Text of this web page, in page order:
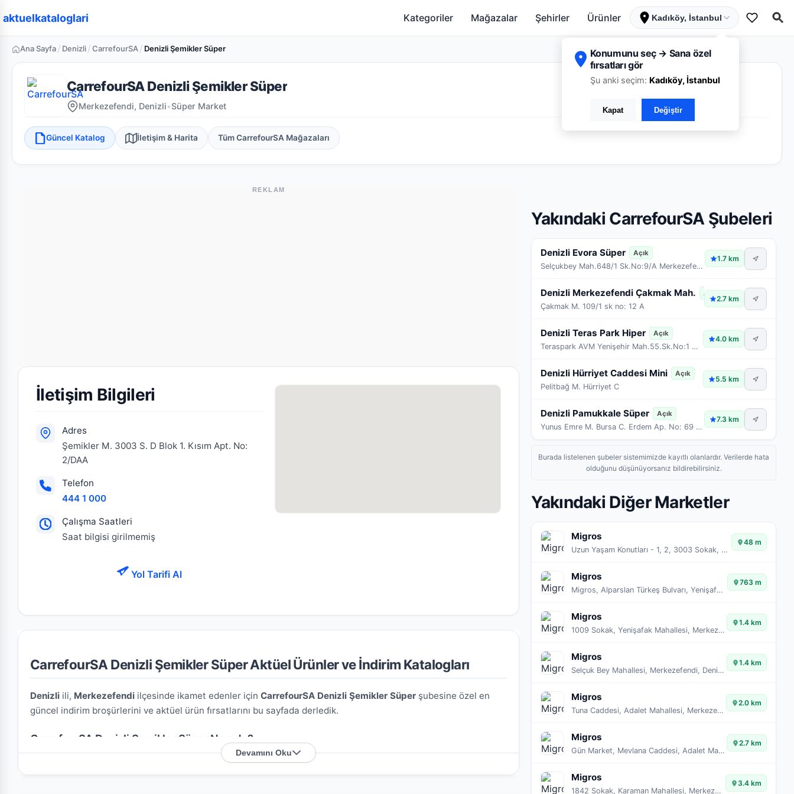
aktuelkataloglari Kategoriler Mağazalar Şehirler Ürünler Kadıköy, İstanbul
Konumunu seç → Sana özel
fırsatları gör
Şu anki seçim: Kadıköy, İstanbul
Kapat Değiştir
Ana Sayfa/ Denizli/CarrefourSA/ Denizli Şemikler Süper
CarrefourSA Denizli Şemikler Süper
Merkezefendi, Denizli•Süper Market
Güncel Katalog İletişim & Harita Tüm CarrefourSA Mağazaları
REKLAM
İletişim Bilgileri
Adres
Şemikler M. 3003 S. D Blok 1. Kısım Apt. No:
2/DAA
Telefon
444 1 000
Çalışma Saatleri
Saat bilgisi girilmemiş
Yol Tarifi Al
CarrefourSA Denizli Şemikler Süper Aktüel Ürünler ve İndirim Katalogları
Denizli ili, Merkezefendi ilçesinde ikamet edenler için CarrefourSA Denizli Şemikler Süper şubesine özel en
güncel indirim broşürlerini ve aktüel ürün fırsatlarını bu sayfada derledik.
CarrefourSA Denizli Şemikler Süper Nerede?
Şemikler M. 3003 S. D Blok 1. Kısım Apt. No: 2/DAA
konumu kullanarak mağazaya kolayca ulaşım sağlayabilirsiniz.
Devamını Oku
Yakındaki CarrefourSA Şubeleri
Denizli Evora Süper Açık
Selçukbey Mah.648/1 Sk.No:9/A Merkezefendi/Denizli
1.7 km
Denizli Merkezefendi Çakmak Mah. Açık
Çakmak M. 109/1 sk no: 12 A
2.7 km
Denizli Teras Park Hiper Açık
Teraspark AVM Yenişehir Mah.55.Sk.No:1 Armutlu Mev
4.0 km
Denizli Hürriyet Caddesi Mini Açık
Pelitbağ M. Hürriyet C
5.5 km
Denizli Pamukkale Süper Açık
Yunus Emre M. Bursa C. Erdem Ap. No: 69 A-B
7.3 km
Burada listelenen şubeler sistemimizde kayıtlı olanlardır. Verilerde hata
olduğunu düşünüyorsanız bildirebilirsiniz.
Yakındaki Diğer Marketler
Migros
Uzun Yaşam Konutları - 1, 2, 3003 Sokak, Şemikler Mahallesi, Merkezefendi, Denizli, Ege Bölgesi, 20030, Türkiye
48 m
Migros
Migros, Alparslan Türkeş Bulvarı, Yenişafak Mahallesi, Merkezefendi, Denizli, Ege Bölgesi, 20030, Türkiye
763 m
Migros
1009 Sokak, Yenişafak Mahallesi, Merkezefendi, Denizli, Ege Bölgesi, 20030, Türkiye
1.4 km
Migros
Selçuk Bey Mahallesi, Merkezefendi, Denizli, Ege Bölgesi, 20030, Türkiye
1.4 km
Migros
Tuna Caddesi, Adalet Mahallesi, Merkezefendi, Denizli, Ege Bölgesi, 20030, Türkiye
2.0 km
Migros
Gün Market, Mevlana Caddesi, Adalet Mahallesi, Merkezefendi, Denizli, Ege Bölgesi, 20030, Türkiye
2.7 km
Migros
1842 Sokak, Karaman Mahallesi, Merkezefendi, Denizli, Ege Bölgesi, 20200, Türkiye
3.4 km